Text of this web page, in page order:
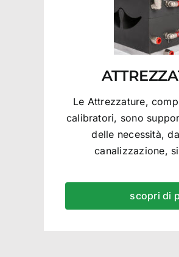
Le Attrezzature,
calibratori, sono
delle necessità,
canalizzazione,
scopri di